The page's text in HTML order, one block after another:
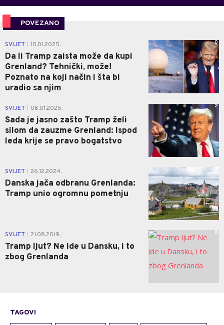
POVEZANO
SVIJET 10.01.2025.
Da li Tramp zaista može da kupi
Grenland? Tehnički, može!
Poznato na koji način i šta bi
uradio sa njim
0
SVIJET 08.01.2025.
Sada je jasno zašto Tramp želi
silom da zauzme Grenland: Ispod
leda krije se pravo bogatstvo
2
SVIJET 26.12.2024.
Danska jača odbranu Grenlanda:
Tramp unio ogromnu pometnju
SVIJET 21.08.2019.
Tramp ljut? Ne ide u Dansku, i to
zbog Grenlanda
0
TAGOVI